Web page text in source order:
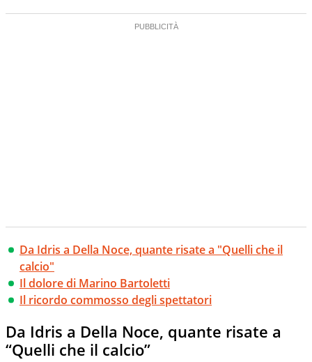
Da Idris a Della Noce, quante risate a "Quelli che il
calcio"
Il dolore di Marino Bartoletti
Il ricordo commosso degli spettatori
Da Idris a Della Noce, quante risate a
“Quelli che il calcio”